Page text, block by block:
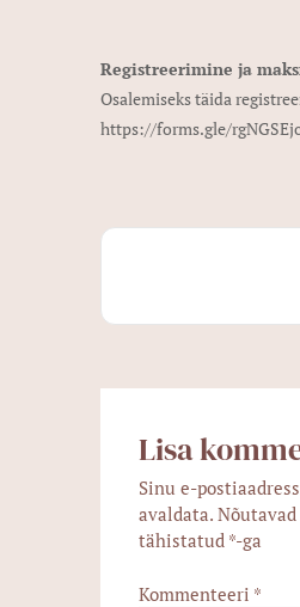
Registreerimine ja
Osalemiseks täida
https://forms.gle/
Lisa
Sinu e-
avaldata.
tähistatud *-ga
Kommenteeri *